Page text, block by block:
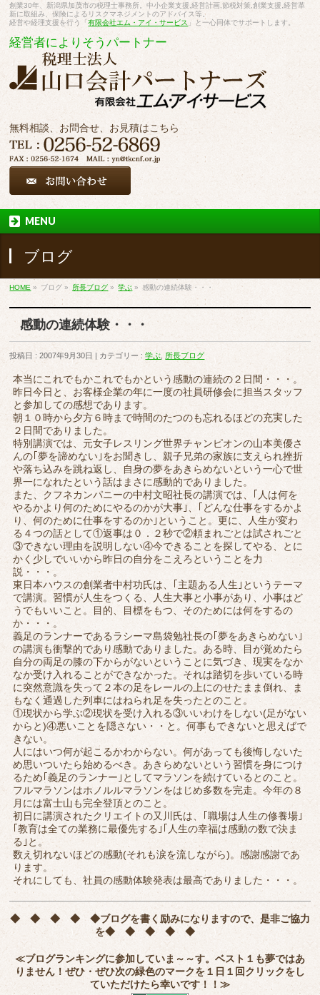
創業30年、新潟県加茂市の税理士事務所。中小企業支援,経営計画,節税対策,創業支援,経営革
新に取組み、保険によるリスクマネジメントのアドバイス等。
経営や経理支援を行う「有限会社エム・アイ・サービス 」と一心同体でサポートします。
経営者によりそうパートナー
無料相談、お問合せ、お見積はこちら
MENU
ブログ
HOME » ブログ » 所長ブログ » 学ぶ » 感動の連続体験・・・
感動の連続体験・・・
投稿日 : 2007年9月30日 カテゴリー :学ぶ 所長ブログ
本当にこれでもかこれでもかという感動の連続の２日間・・・。
昨日今日と、お客様企業の年に一度の社員研修会に担当スタッフ
と参加しての感想であります。
朝１０時から夕方６時まで時間のたつのも忘れるほどの充実した
２日間でありました。
特別講演では、元女子レスリング世界チャンピオンの山本美優さ
んの｢夢を諦めない｣をお聞きし、親子兄弟の家族に支えられ挫折
や落ち込みを跳ね返し、自身の夢をあきらめないという一心で世
界一になれたという話はまさに感動的でありました。
また、クフネカンパニーの中村文昭社長の講演では、｢人は何を
やるかより何のためにやるのかが大事｣、｢どんな仕事をするかよ
り、何のために仕事をするのか｣ということ。更に、人生が変わ
る４つの話として①返事は０．２秒で②頼まれごとは試されごと
③できない理由を説明しない④今できることを探してやる、とに
かく少しでいいから昨日の自分をこえろということを力
説・・・。
東日本ハウスの創業者中村功氏は、｢主題ある人生｣というテーマ
で講演。習慣が人生をつくる、人生大事と小事があり、小事はど
うでもいいこと。目的、目標をもつ、そのためには何をするの
か・・・。
義足のランナーであるラシーマ島袋勉社長の｢夢をあきらめない｣
の講演も衝撃的であり感動でありました。ある時、目が覚めたら
自分の両足の膝の下からがないということに気づき、現実をなか
なか受け入れることができなかった。それは踏切を歩いている時
に突然意識を失って２本の足をレールの上にのせたまま倒れ、ま
もなく通過した列車にはねられ足を失ったとのこと。
①現状から学ぶ②現状を受け入れる③いいわけをしない(足がない
からと)④悪いことを隠さない・・と。何事もできないと思えばで
きない。
人にはいつ何が起こるかわからない。何があっても後悔しないた
め思いついたら始めるべき。あきらめないという習慣を身につけ
るため｢義足のランナー｣としてマラソンを続けているとのこと。
フルマラソンはホノルルマラソンをはじめ多数を完走。今年の８
月には富士山も完全登頂とのこと。
初日に講演されたクリエイトの又川氏は、｢職場は人生の修養場｣
｢教育は全ての業務に最優先する｣｢人生の幸福は感動の数で決ま
る｣と。
数え切れないほどの感動(それも涙を流しながら)。感謝感謝であ
ります。
それにしても、社員の感動体験発表は最高でありました・・・。
◆ ◆ ◆ ◆ ◆ブログを書く励みになりますので、是非ご協力
を◆ ◆ ◆ ◆ ◆
≪ブログランキングに参加していま～～す。ベスト１も夢ではあ
りません！ぜひ・ぜひ次の緑色のマークを１日１回クリックをし
ていただけたら幸いです！！≫